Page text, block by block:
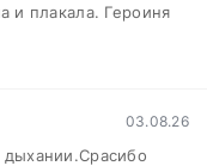
и плакала. Героиня
03.08.26